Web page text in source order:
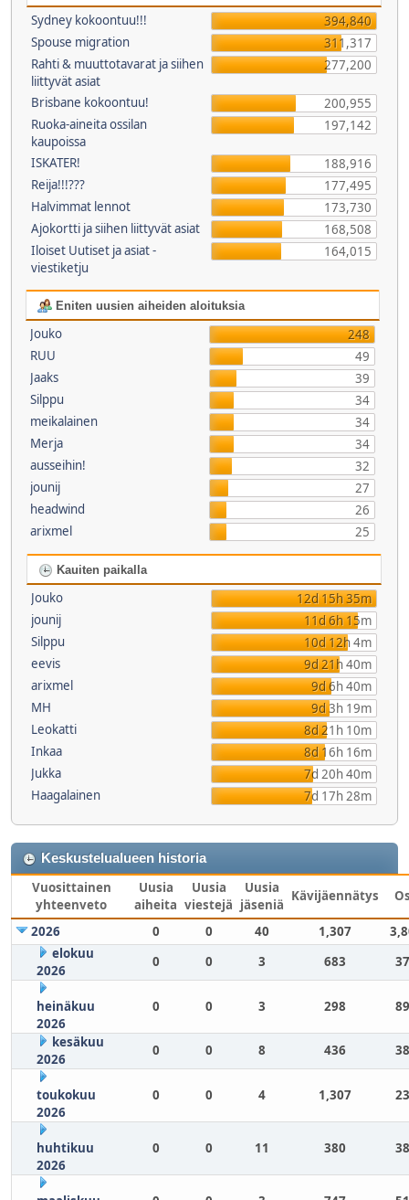
Sydney kokoontuu!!!
394,840
Spouse migration
311,317
Rahti & muuttotavarat ja siihen
liittyvät asiat
277,200
Brisbane kokoontuu!
200,955
Ruoka-aineita ossilan
kaupoissa
197,142
ISKATER!
188,916
Reija!!!???
177,495
Halvimmat lennot
173,730
Ajokortti ja siihen liittyvät asiat
168,508
Iloiset Uutiset ja asiat -
viestiketju
164,015
Eniten uusien aiheiden aloituksia
Jouko
248
RUU
49
Jaaks
39
Silppu
34
meikalainen
34
Merja
34
ausseihin!
32
jounij
27
headwind
26
arixmel
25
Kauiten paikalla
Jouko
12d 15h 35m
jounij
11d 6h 15m
Silppu
10d 12h 4m
eevis
9d 21h 40m
arixmel
9d 6h 40m
MH
9d 3h 19m
Leokatti
8d 21h 10m
Inkaa
8d 16h 16m
Jukka
7d 20h 40m
Haagalainen
7d 17h 28m
Keskustelualueen historia
Vuosittainen
yhteenveto
Uusia
aiheita
Uusia
viestejä
Uusia
jäseniä
Kävijäennätys
2026 0 0 40 1,307
elokuu
2026
0 0 3 683
heinäkuu
2026
0 0 3 298
kesäkuu
2026
0 0 8 436
toukokuu
2026
0 0 4 1,307
huhtikuu
2026
0 0 11 380